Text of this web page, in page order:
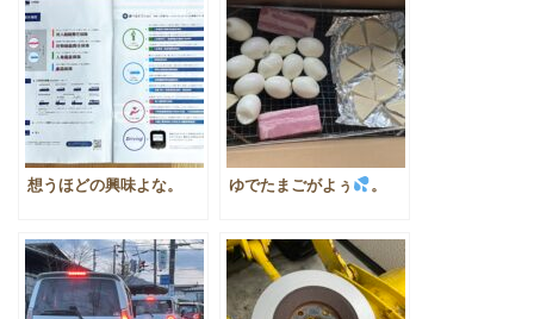
想うほどの興味よな。 ゆでたまごがよぅ 。